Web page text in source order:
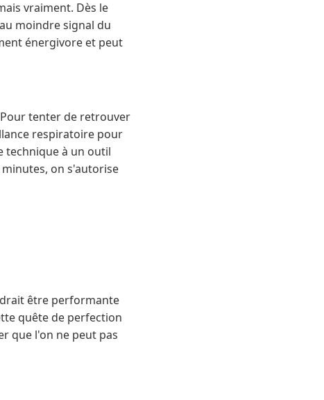
vraiment. Dès le
moindre signal du
énergivore et peut
tenter de retrouver
respiratoire pour
technique à un outil
on s'autorise
être performante
quête de perfection
que l'on ne peut pas